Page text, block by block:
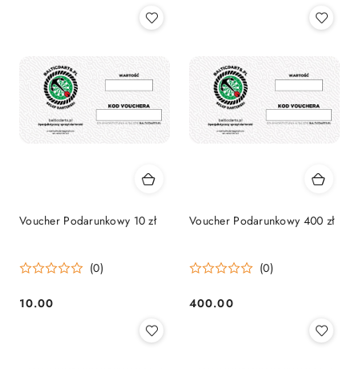
Voucher Podarunkowy 10 zł
(0)
Cena:
10.00
Voucher Podarunkowy 400 zł
(0)
Cena:
400.00